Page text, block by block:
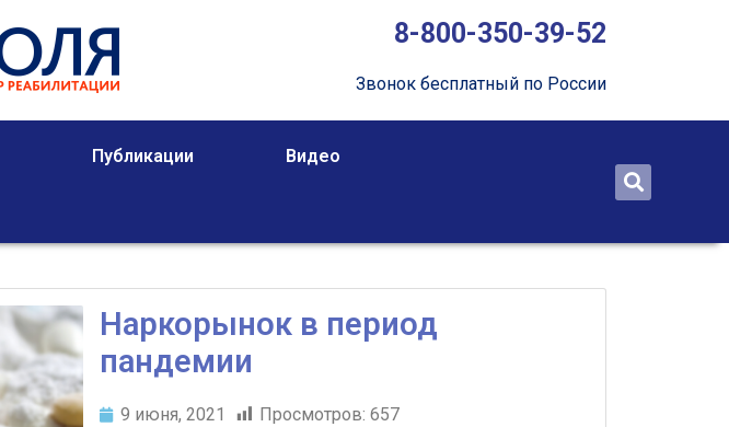
8-800-350-39-52
Звонок бесплатный по России
Публикации Видео
Наркорынок в период
пандемии
9 июня, 2021 Просмотров: 657